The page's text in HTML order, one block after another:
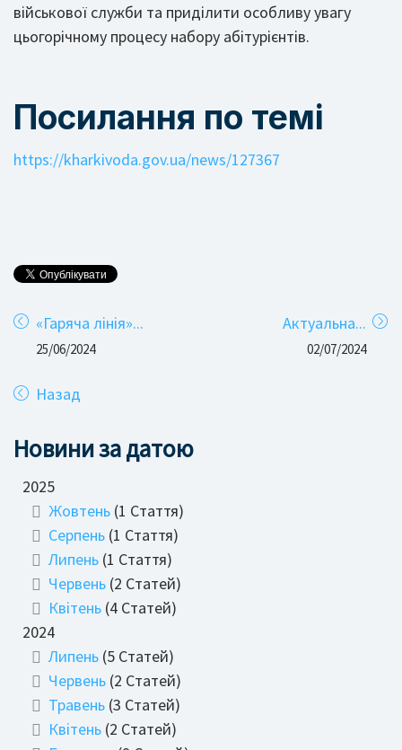
військової служби та приділити особливу увагу
цьогорічному процесу набору абітурієнтів.
Посилання по темі
https://kharkivoda.gov.ua/news/127367
«Гаряча лінія»...
25/06/2024
Актуальна...
02/07/2024
Назад
Новини за датою
2025
Жовтень (1 Стаття)
Серпень (1 Стаття)
Липень (1 Стаття)
Червень (2 Статей)
Квітень (4 Статей)
2024
Липень (5 Статей)
Червень (2 Статей)
Травень (3 Статей)
Квітень (2 Статей)